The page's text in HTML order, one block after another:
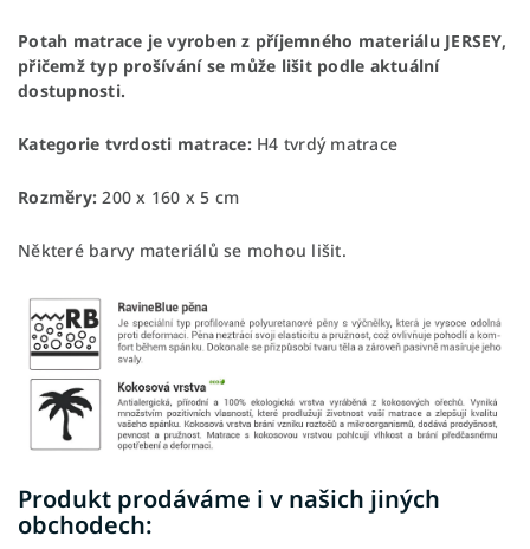
Potah matrace je vyroben z příjemného materiálu JERSEY,
přičemž typ prošívání se může lišit podle aktuální
dostupnosti.
Kategorie tvrdosti matrace:H4 tvrdý matrace
Rozměry:200 x 160 x 5 cm
Některé barvy materiálů se mohou lišit.
Produkt prodáváme i v našich jiných
obchodech: